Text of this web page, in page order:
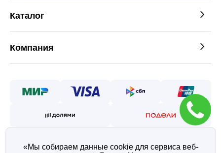
Каталог
Компания
«Мы собираем данные cookie для сервиса веб-